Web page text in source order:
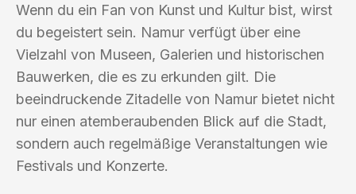
Wenn du ein Fan von Kunst und Kultur bist, wirst
du begeistert sein. Namur verfügt über eine
Vielzahl von Museen, Galerien und historischen
Bauwerken, die es zu erkunden gilt. Die
beeindruckende Zitadelle von Namur bietet nicht
nur einen atemberaubenden Blick auf die Stadt,
sondern auch regelmäßige Veranstaltungen wie
Festivals und Konzerte.